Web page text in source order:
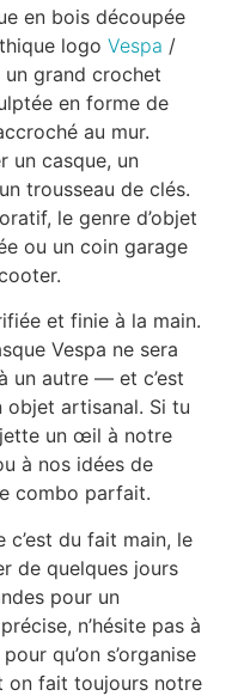
en bois découpée
logo Vespa /
grand crochet
en forme de
au mur.
un casque, un
trousseau de clés.
le genre d’objet
ou un coin garage
et finie à la main.
Vespa ne sera
un autre — et c’est
objet artisanal. Si tu
un œil à notre
à nos idées de
combo parfait.
du fait main, le
de quelques jours
pour un
n’hésite pas à
qu’on s’organise
on fait toujours notre